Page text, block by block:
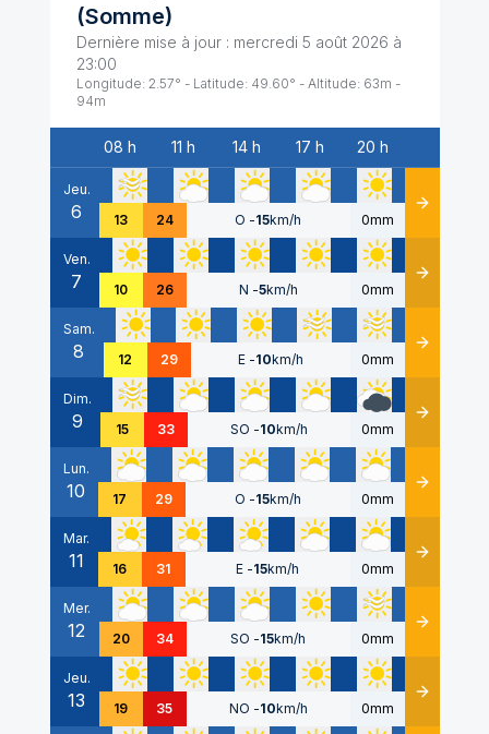
(Somme)
Dernière mise à jour : mercredi 5 août 2026 à
23:00
Longitude: 2.57° - Latitude: 49.60° - Altitude: 63m -
94m
Date
08 h 11 h 14 h 17 h 20 h
Jeu.
6 13 24 O -15km/h 0mm Détails
Ven.
7 10 26 N -5km/h 0mm Détails
Sam.
8 12 29 E -10km/h 0mm Détails
Dim.
9 15 33 SO -10km/h 0mm Détails
Lun.
10 17 29 O -15km/h 0mm Détails
Mar.
11 16 31 E -15km/h 0mm Détails
Mer.
12 20 34 SO -15km/h 0mm Détails
Jeu.
13 19 35 NO -10km/h 0mm Détails